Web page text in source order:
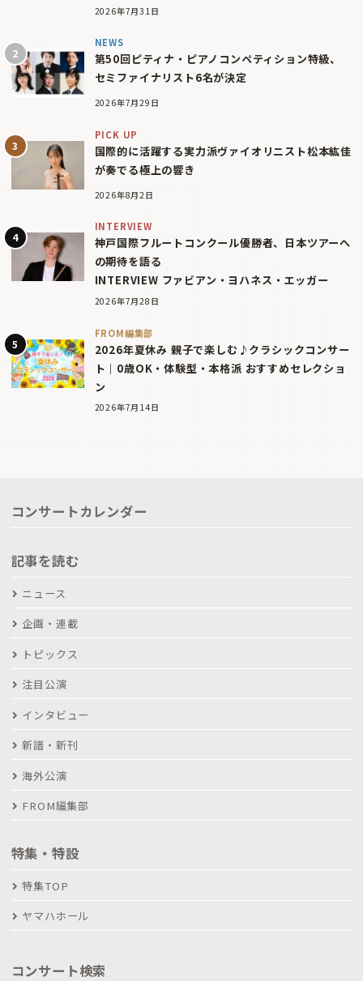
2026年7月31日
NEWS
第50回ピティナ・ピアノコンペティション特級、
セミファイナリスト6名が決定
2026年7月29日
PICK UP
国際的に活躍する実力派ヴァイオリニスト松本紘佳
が奏でる極上の響き
2026年8月2日
INTERVIEW
神戸国際フルートコンクール優勝者、日本ツアーへ
の期待を語る
INTERVIEW ファビアン・ヨハネス・エッガー
2026年7月28日
FROM編集部
2026年夏休み 親子で楽しむ♪クラシックコンサー
ト｜0歳OK・体験型・本格派 おすすめセレクショ
ン
2026年7月14日
コンサートカレンダー
記事を読む
ニュース
企画・連載
トピックス
注目公演
インタビュー
新譜・新刊
海外公演
FROM編集部
特集・特設
特集TOP
ヤマハホール
コンサート検索